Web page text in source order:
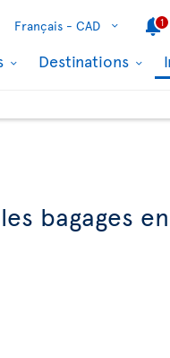
Français - CAD 1
Destinations
bagages